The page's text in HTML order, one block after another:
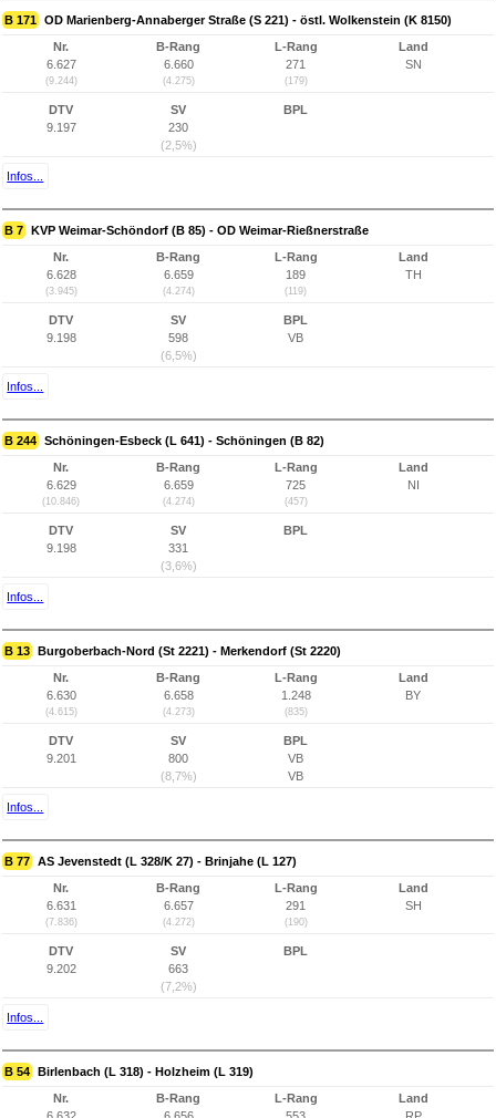
B 171 OD Marienberg-Annaberger Straße (S 221) - östl. Wolkenstein (K 8150)
Nr.
6.627
(9.244)
B-Rang
6.660
(4.275)
L-Rang
271
(179)
Land
SN
DTV
9.197
SV
230
(2,5%)
BPL
Infos...
B 7 KVP Weimar-Schöndorf (B 85) - OD Weimar-Rießnerstraße
Nr.
6.628
(3.945)
B-Rang
6.659
(4.274)
L-Rang
189
(119)
Land
TH
DTV
9.198
SV
598
(6,5%)
BPL
VB
Infos...
B 244 Schöningen-Esbeck (L 641) - Schöningen (B 82)
Nr.
6.629
(10.846)
B-Rang
6.659
(4.274)
L-Rang
725
(457)
Land
NI
DTV
9.198
SV
331
(3,6%)
BPL
Infos...
B 13 Burgoberbach-Nord (St 2221) - Merkendorf (St 2220)
Nr.
6.630
(4.615)
B-Rang
6.658
(4.273)
L-Rang
1.248
(835)
Land
BY
DTV
9.201
SV
800
(8,7%)
BPL
VB
VB
Infos...
B 77 AS Jevenstedt (L 328/K 27) - Brinjahe (L 127)
Nr.
6.631
(7.836)
B-Rang
6.657
(4.272)
L-Rang
291
(190)
Land
SH
DTV
9.202
SV
663
(7,2%)
BPL
Infos...
B 54 Birlenbach (L 318) - Holzheim (L 319)
Nr.
B-Rang
L-Rang
Land